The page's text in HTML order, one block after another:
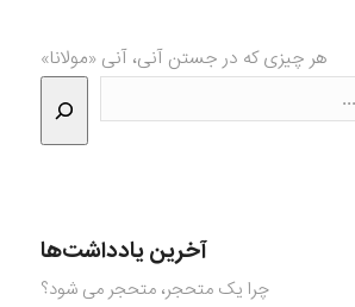
هر چیزی که در جستن آنی، آنی «مولانا»
آخرین یادداشت‌ها
چرا یک متحجر، متحجر می شود؟